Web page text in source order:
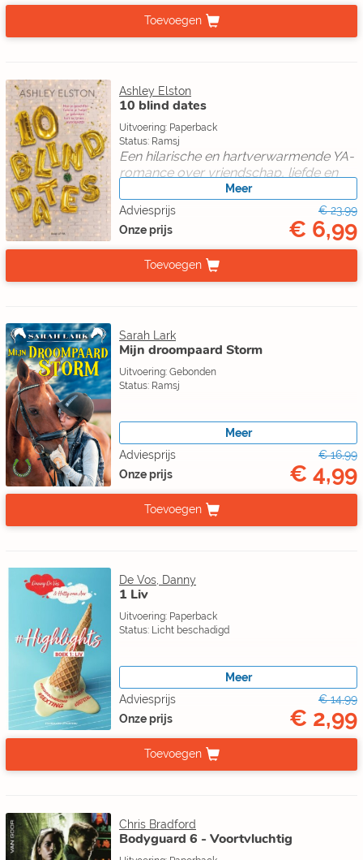
Toevoegen
Ashley Elston
10 blind dates
Uitvoering: Paperback
Status: Ramsj
Een hilarische en hartverwarmende YA-
romance over vriendschap, liefde en
Meer
Adviesprijs
€ 23,99
Onze prijs
€ 6,99
Toevoegen
Sarah Lark
Mijn droompaard Storm
Uitvoering: Gebonden
Status: Ramsj
Meer
Adviesprijs
€ 16,99
Onze prijs
€ 4,99
Toevoegen
De Vos, Danny
1 Liv
Uitvoering: Paperback
Status: Licht beschadigd
Meer
Adviesprijs
€ 14,99
Onze prijs
€ 2,99
Toevoegen
Chris Bradford
Bodyguard 6 - Voortvluchtig